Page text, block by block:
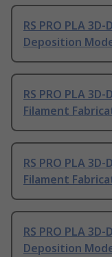
RS PRO PLA
Deposition
RS PRO PLA
Filament
RS PRO PLA
Filament
RS PRO PLA
Deposition